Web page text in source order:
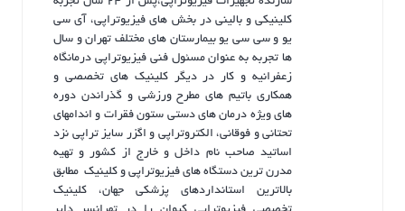
کلینیکی و بالینی در بخش های فیزیوتراپی، آی سی
یو و سی سی یو بیمارستان های مختلف تهران و سال
ها تجربه به عنوان مسئول فنی فیزیوتراپی درمانگاه
زعفرانیه و کار در دیگر کلینیک های تخصصی و
همکاری باتیم های مطرح ورزشی و گذراندن دوره
های ویژه درمان های دستی ستون فقرات و اندامهای
تحتانی و فوقانی، الکتروتراپی و اگزر سایز تراپی نزد
اساتید صاحب نام داخل و خارج از کشور و تهیه
مدرن ترین دستگاه های فیزیوتراپی و کلینیک مطابق
بالاترین استانداردهای پزشکی جهان، کلینیک